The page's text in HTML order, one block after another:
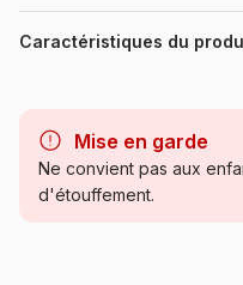
Caractéristiques du
Catégorie
Mise en garde
Ne convient pas aux
d'étouffement.